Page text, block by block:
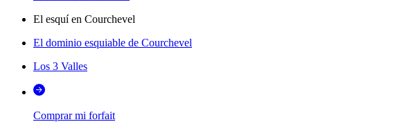
El esquí en Courchevel
El dominio esquiable de Courchevel
Los 3 Valles
Comprar mi forfait